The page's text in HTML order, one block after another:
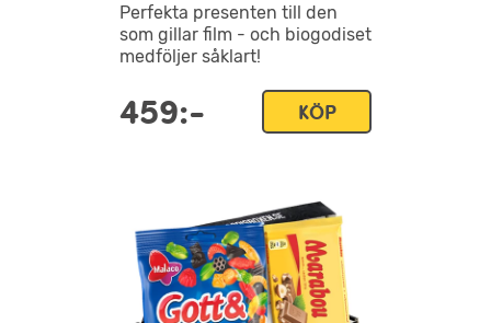
Perfekta presenten till den
som gillar film - och biogodiset
medföljer såklart!
459:- KÖP